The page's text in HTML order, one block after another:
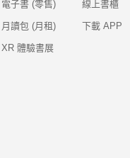
電子書 (零售)
月讀包 (月租)
XR 體驗書展
線上書櫃
下載 APP